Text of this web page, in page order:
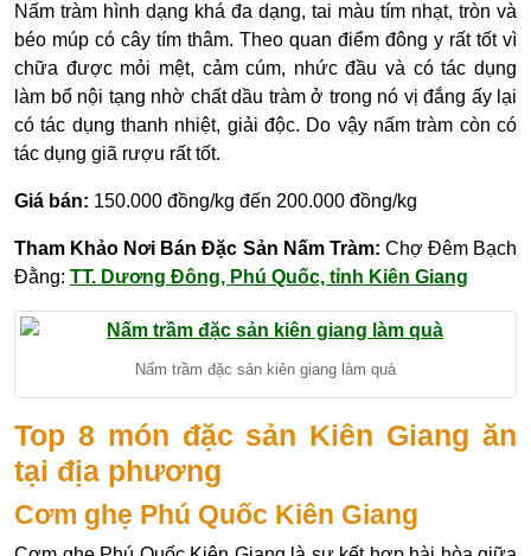
Nấm tràm hình dạng khá đa dạng, tai màu tím nhạt, tròn và
béo múp có cây tím thâm. Theo quan điểm đông y rất tốt vì
chữa được mỏi mệt, cảm cúm, nhức đầu và có tác dụng
làm bổ nội tạng nhờ chất dầu tràm ở trong nó vị đắng ấy lại
có tác dụng thanh nhiệt, giải độc. Do vậy nấm tràm còn có
tác dụng giã rượu rất tốt.
Giá bán: 150.000 đồng/kg đến 200.000 đồng/kg
Tham Khảo Nơi Bán Đặc Sản Nấm Tràm: Chợ Đêm Bạch
Đằng: TT. Dương Đông, Phú Quốc, tỉnh Kiên Giang
Nấm trầm đặc sản kiên giang làm quà
Top 8 món đặc sản Kiên Giang ăn
tại địa phương
Cơm ghẹ Phú Quốc Kiên Giang